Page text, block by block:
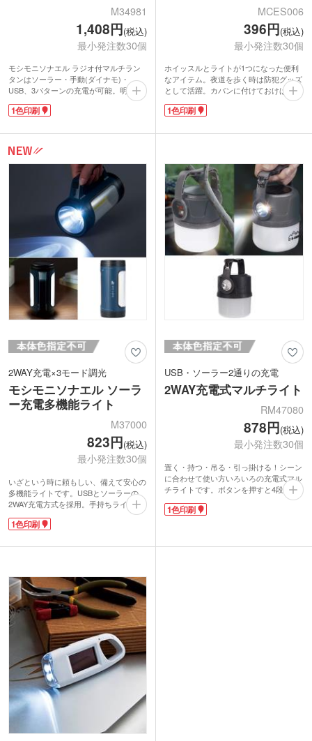
M34981
1,408円(税込)
最小発注数30個
モシモニソナエル ラジオ付マルチラン
タンはソーラー・手動(ダイナモ)・
USB、3パターンの充電が可能。明るい
LEDライトで、災害時に役立つワイド
FM付きです。動作時間は満充電で約3時
完了(緑)を確認できます。ソーラーパネ
ルは快晴時、約8時間の充電で約90分、
ダイナモ充電は約5分間の連続回転で約
10分間ライトが点灯します。
本体に1色でロゴ印刷ができます。防災
グッズの需要が高まる昨今、安心のアイ
テム。企業の周年や建設業の安全大会記
念品などに使えます。
[ワイドFMとは?]
ワイドFM(FM補完放送)とはAM(中波)放
送局の放送区域において災害対策等のた
めにFM(超短波)の周波数を用いてAM番
組を補完的に放送することです。FMラ
ジオは雑音に強く、いざという時にも情
報を聞き取りやすいメリットがありま
す。
1色印刷
MCES006
396円(税込)
最小発注数30個
ホイッスルとライトが1つになった便利
なアイテム。夜道を歩く時は防犯グッズ
として活躍。カバンに付けておけば、万
が一の災害時には防災グッズにも。電池
交換が必要ない、ソーラー電池仕様で
カバンの中でも見つけやすい鮮やかなイ
ズにおすすめです。
1色印刷
2WAY充電×3モード調光
モシモニソナエル ソーラ
ー充電多機能ライト
M37000
823円(税込)
最小発注数30個
いざという時に頼もしい、備えて安心の
多機能ライトです。USBとソーラーの
2WAY充電方式を採用。手持ちライトと
してはもちろん、テーブルや床に置いて
周囲を照らすことのできる便利な設計で
の3段階に切り替え可能。電源が確保で
取っ手の対面部分へ1色印刷で名入れが
できます。防災イベントの参加賞、企業
のSDGs・災害対策関連のノベルティ、
アウトドア企画の販促品など、実用性と
安心感を同時にお届けできるアイテムで
1色印刷
USB・ソーラー2通りの充電
2WAY充電式マルチライト
RM47080
878円(税込)
最小発注数30個
置く・持つ・吊る・引っ掛ける！シーン
に合わせて使い方いろいろの充電式マル
チライトです。ボタンを押すと4段階で
点灯モードが変わり、ランタン3種と懐
中電灯で使えます。USBとソーラーの充
本体の側面に1色ロゴ印刷ができるの
1色印刷